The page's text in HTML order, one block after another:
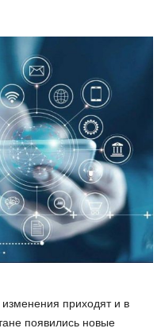
приходят и в
появились новые